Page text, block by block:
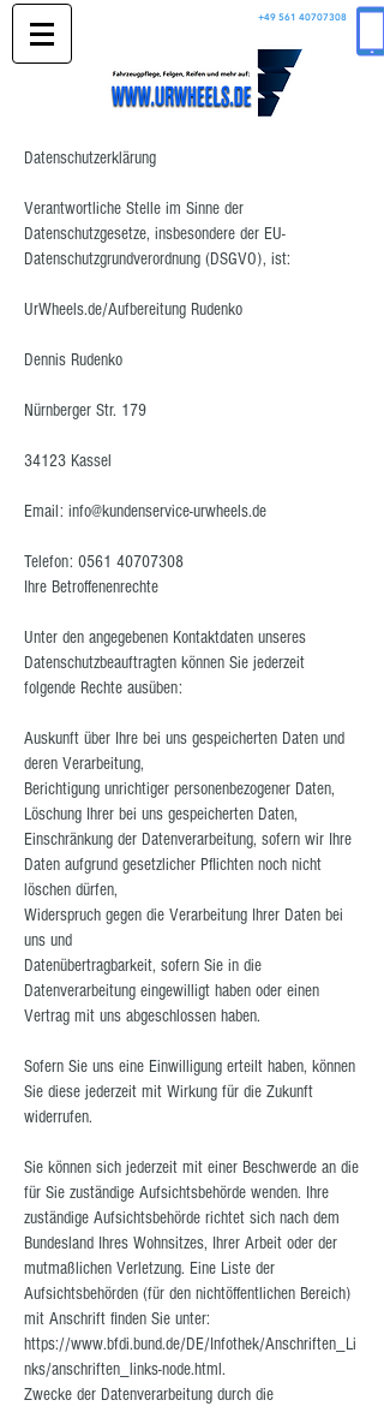
+49 561 40707308
Datenschutzerklärung
Verantwortliche Stelle im Sinne der
Datenschutzgesetze, insbesondere der EU-
Datenschutzgrundverordnung (DSGVO), ist:
UrWheels.de/Aufbereitung Rudenko
Dennis Rudenko
Nürnberger Str. 179
34123 Kassel
Email: info@kundenservice-urwheels.de
Telefon: 0561 40707308
Ihre Betroffenenrechte
Unter den angegebenen Kontaktdaten unseres
Datenschutzbeauftragten können Sie jederzeit
folgende Rechte ausüben:
Auskunft über Ihre bei uns gespeicherten Daten und
deren Verarbeitung,
Berichtigung unrichtiger personenbezogener Daten,
Löschung Ihrer bei uns gespeicherten Daten,
Einschränkung der Datenverarbeitung, sofern wir Ihre
Daten aufgrund gesetzlicher Pflichten noch nicht
löschen dürfen,
Widerspruch gegen die Verarbeitung Ihrer Daten bei
uns und
Datenübertragbarkeit, sofern Sie in die
Datenverarbeitung eingewilligt haben oder einen
Vertrag mit uns abgeschlossen haben.
Sofern Sie uns eine Einwilligung erteilt haben, können
Sie diese jederzeit mit Wirkung für die Zukunft
widerrufen.
Sie können sich jederzeit mit einer Beschwerde an die
für Sie zuständige Aufsichtsbehörde wenden. Ihre
zuständige Aufsichtsbehörde richtet sich nach dem
Bundesland Ihres Wohnsitzes, Ihrer Arbeit oder der
mutmaßlichen Verletzung. Eine Liste der
Aufsichtsbehörden (für den nichtöffentlichen Bereich)
mit Anschrift finden Sie unter:
https://www.bfdi.bund.de/DE/Infothek/Anschriften_Li
nks/anschriften_links-node.html.
Zwecke der Datenverarbeitung durch die